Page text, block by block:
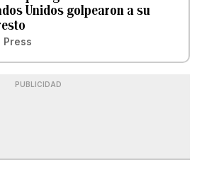
Unidos golpearon a su
Press
PUBLICIDAD